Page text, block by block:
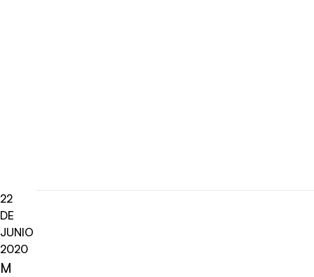
22
DE
JUNIO
2020
M